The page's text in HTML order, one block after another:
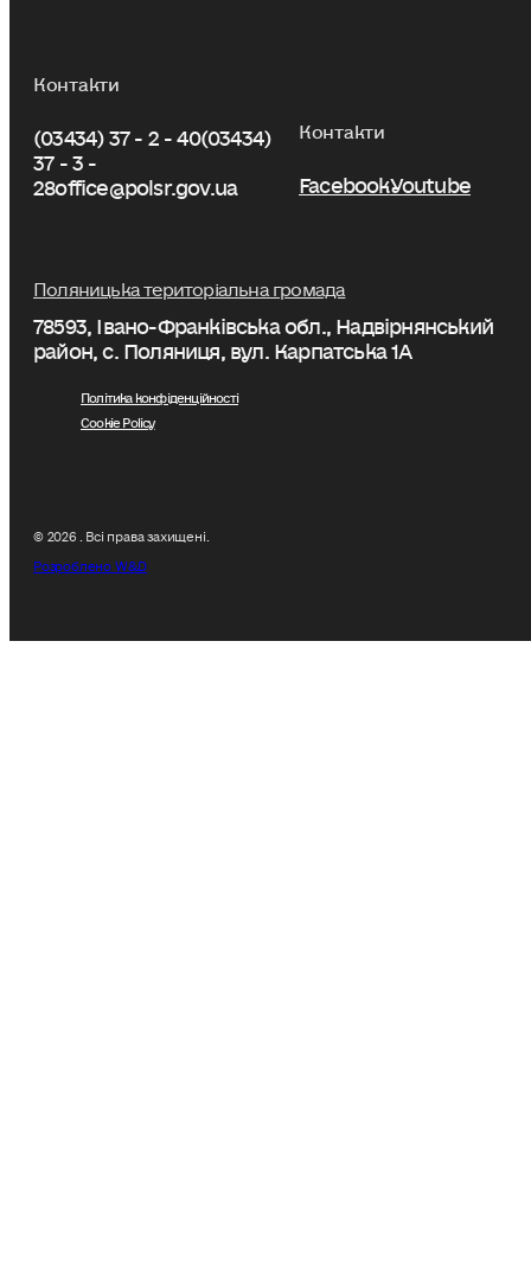
Контакти
(03434) 37 - 2 - 40(03434)
37 - 3 -
28office@polsr.gov.ua
Контакти
FacebookYoutube
Поляницька територіальна громада
78593, Івано-Франківська обл., Надвірнянський
район, с. Поляниця, вул. Карпатська 1А
Політика конфіденційності
Cookie Policy
© 2026 . Всі права захищені.
Розроблено W&D